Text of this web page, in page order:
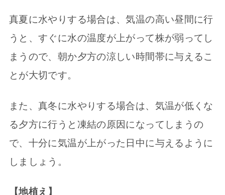
真夏に水やりする場合は、気温の高い昼間に行
うと、すぐに水の温度が上がって株が弱ってし
まうので、朝か夕方の涼しい時間帯に与えるこ
とが大切です。
また、真冬に水やりする場合は、気温が低くな
る夕方に行うと凍結の原因になってしまうの
で、十分に気温が上がった日中に与えるように
しましょう。
【地植え】